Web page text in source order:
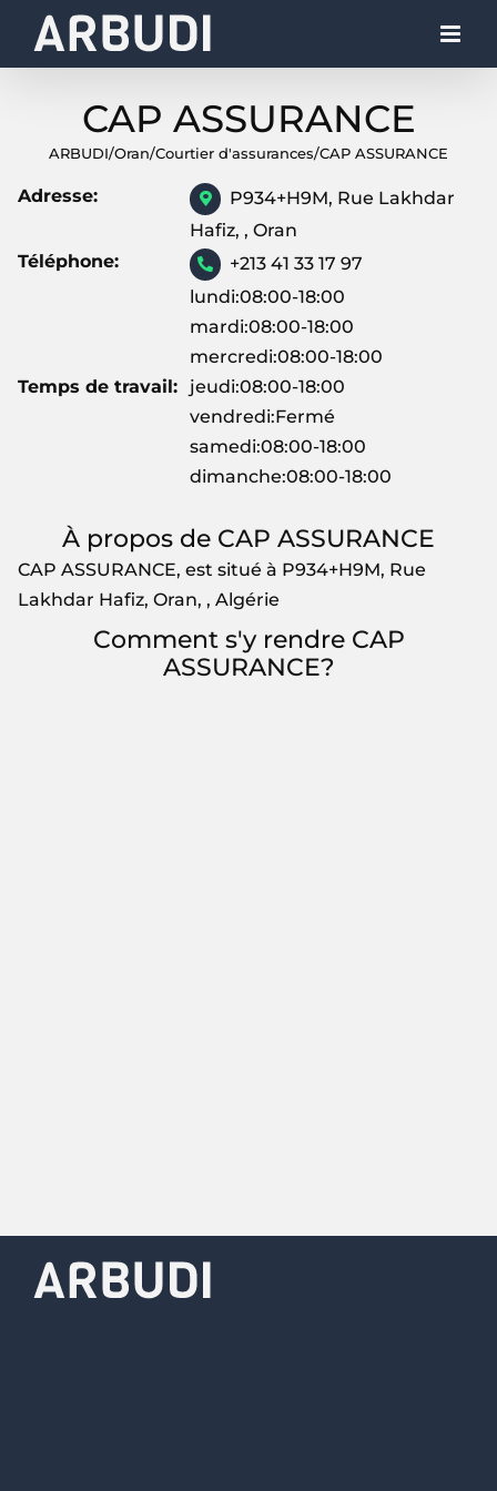
CAP ASSURANCE
ARBUDI/Oran/Courtier d'assurances/CAP ASSURANCE
Adresse:
P934+H9M, Rue Lakhdar
Hafiz, , Oran
Téléphone:
+213 41 33 17 97
Temps de travail:
lundi:08:00-18:00
mardi:08:00-18:00
mercredi:08:00-18:00
jeudi:08:00-18:00
vendredi:Fermé
samedi:08:00-18:00
dimanche:08:00-18:00
À propos de CAP ASSURANCE
CAP ASSURANCE, est situé à P934+H9M, Rue
Lakhdar Hafiz, Oran, , Algérie
Comment s'y rendre CAP
ASSURANCE?